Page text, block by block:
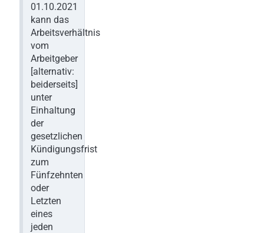
01.10.2021
kann das
Arbeitsverhältnis
vom
Arbeitgeber
[alternativ:
beiderseits]
unter
Einhaltung
der
gesetzlichen
Kündigungsfrist
zum
Fünfzehnten
oder
Letzten
eines
jeden